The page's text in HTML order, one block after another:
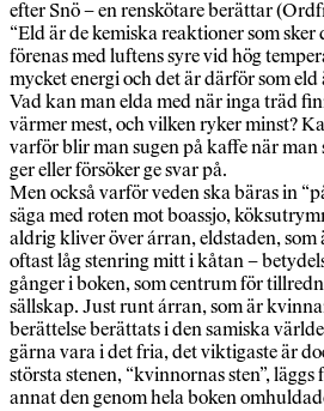
efter Snö – en renskötare berättar
“Eld är de kemiska reaktioner som sker
förenas med luftens syre vid hög
mycket energi och det är därför som eld
Vad kan man elda med när inga träd
värmer mest, och vilken ryker minst?
varför blir man sugen på kaffe när man
ger eller försöker ge svar på.
Men också varför veden ska bäras in
säga med roten mot boassjo,
aldrig kliver över árran, eldstaden, som
oftast låg stenring mitt i kåtan –
gånger i boken, som centrum för
sällskap. Just runt árran, som är
berättelse berättats i den samiska
gärna vara i det fria, det viktigaste är
största stenen, “kvinnornas sten”,
annat den genom hela boken